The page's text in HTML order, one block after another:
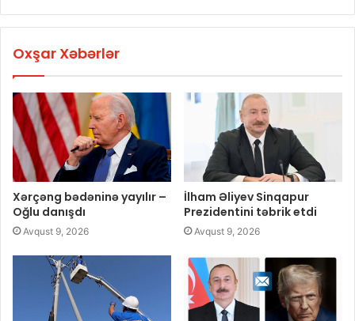
Oxşar Xəbərlər
Xərçəng bədəninə yayılır –
Oğlu danışdı
Avqust 9, 2026
İlham Əliyev Sinqapur
Prezidentini təbrik etdi
Avqust 9, 2026